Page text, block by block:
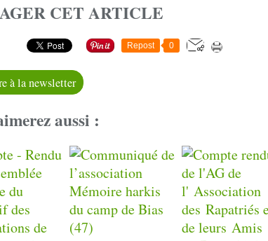
CET ARTICLE
Repost 0
à la newsletter
aussi :